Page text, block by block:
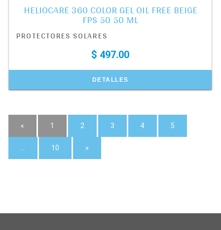
HELIOCARE 360 COLOR GEL OIL FREE BEIGE
FPS 50 50 ML
PROTECTORES SOLARES
$ 497.00
DETALLES
« 1 2 3 4 5
10 »